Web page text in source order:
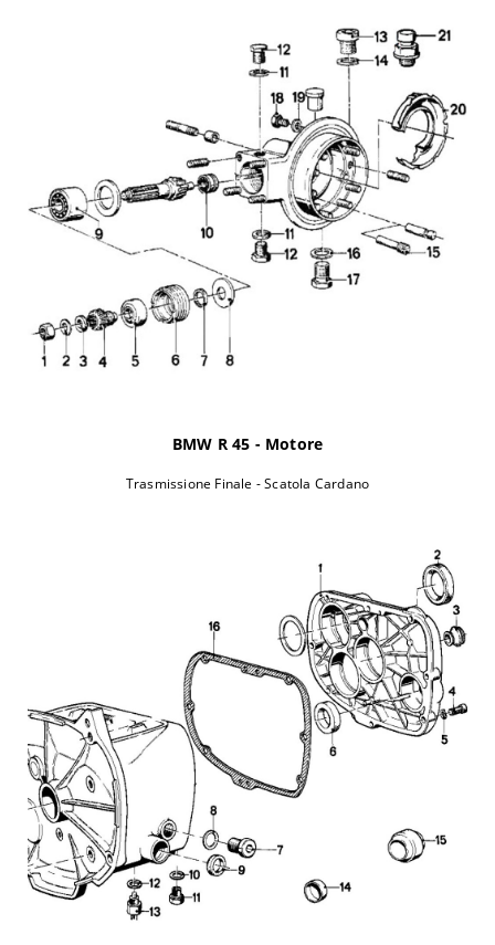
Diavel 1150 e5+ V4 ABS - 3G00AA
2023-
2024
Panigale 1000 V4 R ABS - DA04AA
2020
Panigale 1100 V4 ABS - 1F00AA
2019
Panigale 1100 V4 ABS - DA00AA
2018
Ducati
Panigale 1100 V4 ABS - DA08AA
2020
Ducati
Panigale 1100 V4 S ABS - DA00AA
Panigale 1100 V4 Speciale ABS -
DA02AA
2019
Panigale 1100 V4 Speciale ABS -
DAGNW0
Ducati Panigale 1199 - H800AA
Panigale 1199 R ABS - H800AB
Panigale 1199 R ABS - H900AB
2013
Panigale 1199 S ABS - H800AB
2012-
2014
Panigale 1199 S Tricolore ABS -
2012-
2013
Panigale 1199 Superleggera ABS -
2014
Ducati Panigale 1299 ABS - H903AA
2015-
2017
Ducati
Panigale 1299 R ABS - HC02AA
Ducati
Panigale 1299 S ABS - H903AA
2017
Ducati
Panigale 1299 Superleggera ABS -
HC00AA
2017
Panigale 899 ABS - H803AA
BMW R 45 - Motore
Trasmissione Finale - Scatola Cardano